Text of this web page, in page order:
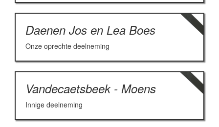
Daenen Jos en Lea Boes
Onze oprechte deelneming
Vandecaetsbeek - Moens
Innige deelneming